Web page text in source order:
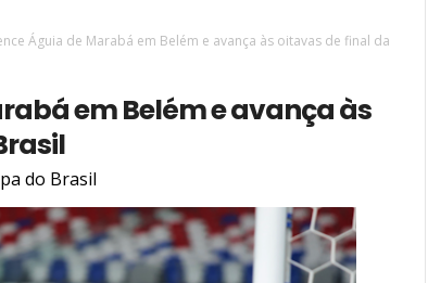
Águia de Marabá em Belém e avança às oitavas de final da
em Belém e avança às
do Brasil